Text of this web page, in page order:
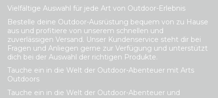
Vielfältige Auswahl für jede Art von Outdoor-Erlebnis
Bestelle deine Outdoor-Ausrüstung bequem von zu Hause
aus und profitiere von unserem schnellen und
zuverlässigen Versand. Unser Kundenservice steht dir bei
Fragen und Anliegen gerne zur Verfügung und unterstützt
dich bei der Auswahl der richtigen Produkte.
Tauche ein in die Welt der Outdoor-Abenteuer mit Arts
Outdoors
Tauche ein in die Welt der Outdoor-Abenteuer und